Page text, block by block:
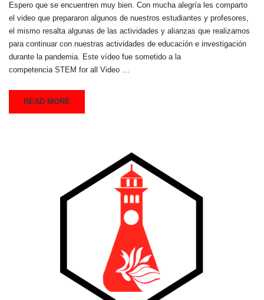
Espero que se encuentren muy bien. Con mucha alegría les comparto
el video que prepararon algunos de nuestros estudiantes y profesores,
el mismo resalta algunas de las actividades y alianzas que realizamos
para continuar con nuestras actividades de educación e investigación
durante la pandemia. Este vídeo fue sometido a la
competencia STEM for all Video …
READ MORE